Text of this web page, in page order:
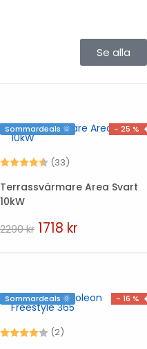
Se alla
Sommardeals 🌞 - 25 %
Betyg: (33)
Terrassvärmare Area Svart
10kW
2290kr 1718 kr
Sommardeals 🌞 - 16 %
Betyg: (2)